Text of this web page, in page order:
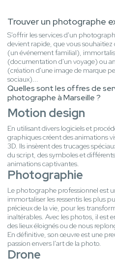
Trouver un photographe
S'offrir les services d'un
devient rapide, que vous
(un événement familial),
(documentation d'un voyage) ou
(création d'une image de marque
sociaux)...
Quelles sont les offres de
photographe à Marseille ?
Motion design
En utilisant divers logiciels et
graphiques créent des animations
3D. Ils insèrent des trucages
du script, des symboles et
animations captivantes.
Photographie
Le photographe professionnel est
immortaliser les ressentis les plus
précieux de la vie, pour les
inaltérables. Avec les photos, il est
des lieux éloignés ou de nous
En définitive, son œuvre est une
passion envers l'art de la photo.
Drone